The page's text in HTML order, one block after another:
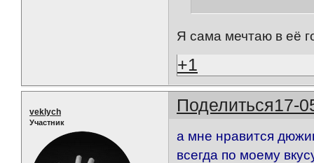
Я сама мечтаю в её
+1
Поделиться17-
veklych
Участник
а мне нравится
всегда по моему